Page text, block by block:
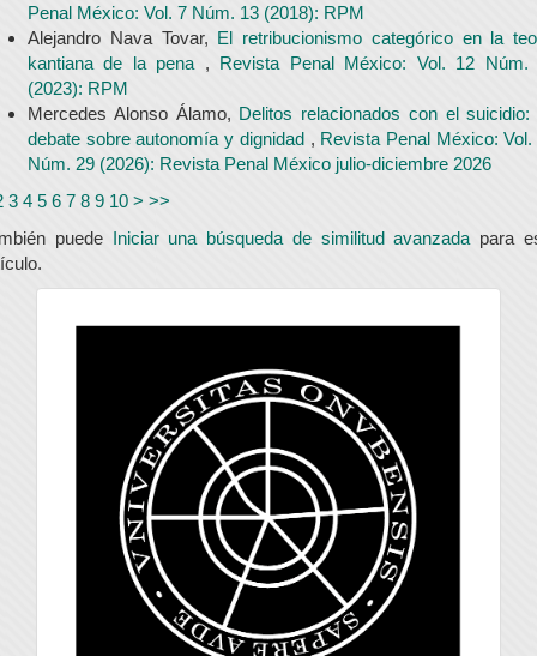
Penal México: Vol. 7 Núm. 13 (2018): RPM
Alejandro Nava Tovar, El retribucionismo categórico en la
kantiana de la pena , Revista Penal México: Vol. 12 Núm.
(2023): RPM
Mercedes Alonso Álamo, Delitos relacionados con el suicidio:
debate sobre autonomía y dignidad , Revista Penal México: Vol.
Núm. 29 (2026): Revista Penal México julio-diciembre 2026
3 4 5 6 7 8 9 10 > >>
puede Iniciar una búsqueda de similitud avanzada para
universidad